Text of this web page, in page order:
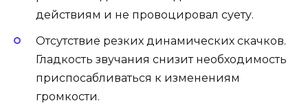
действиям и не провоцировал суету.
Отсутствие резких динамических скачков.
Гладкость звучания снизит необходимость
приспосабливаться к изменениям
громкости.